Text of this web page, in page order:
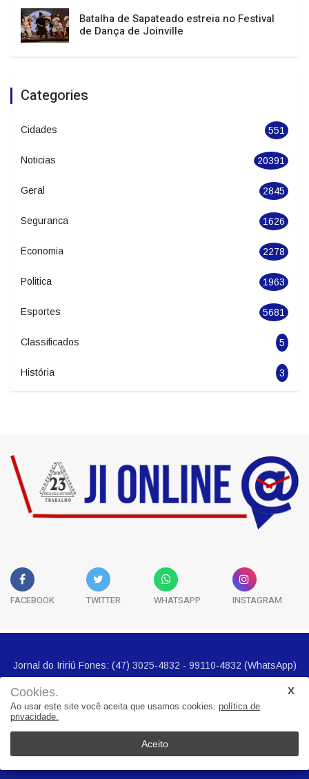
Cookies.
Ao usar este site você aceita que usamos cookies. política de
privacidade.
Aceito
Julho termina com temperaturas elevadas
e temporais isolados em Santa Catarina
de Dança de Joinville
Categories
Cidades 551
Noticias 20391
Geral 2845
Seguranca 1626
Economia 2278
Politica 1963
Esportes 5681
FACEBOOK TWITTER WHATSAPP INSTAGRAM
Jornal do Iririú Fones: (47) 3025-4832 - 99110-4832 (WhatsApp)
E-mail imprensa@jornalbairros.com.br